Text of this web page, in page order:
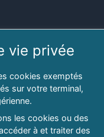
vie privée
cookies exemptés
sur votre terminal,
les cookies ou des
à et traiter des